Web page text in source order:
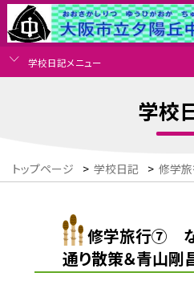
学校日記メニュー
学校
トップページ > 学校日記 > 修学
修学旅行⑦ な
通り散策＆青山剛